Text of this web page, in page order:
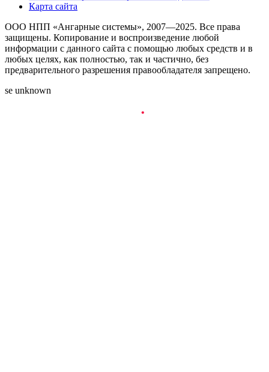
Карта сайта
ООО НПП «Ангарные системы», 2007—2025. Все права
защищены. Копирование и воспроизведение любой
информации с данного сайта с помощью любых средств и в
любых целях, как полностью, так и частично, без
предварительного разрешения правообладателя запрещено.
se unknown